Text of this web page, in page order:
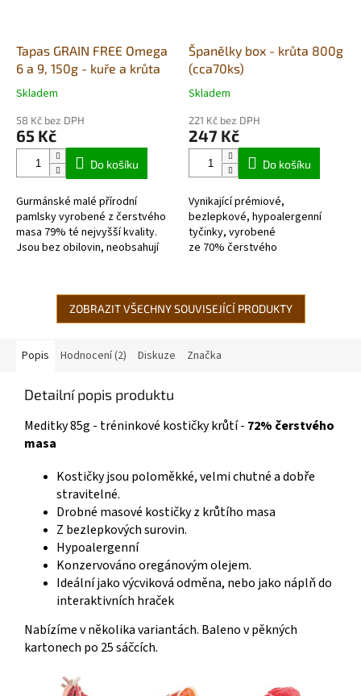
Tapas GRAIN FREE Omega
6 a 9, 150g - kuře a krůta
Průměrné
produktu
je
hvězdiček.
Skladem
58 Kč bez DPH
65 Kč
Do košíku
Gurmánské malé přírodní
pamlsky vyrobené z čerstvého
masa 79% té nejvyšší kvality.
Jsou bez obilovin, neobsahují
Španělky box - krůta 800g
(cca70ks)
Průměrné
produktu
je
hvězdiček.
Skladem
221 Kč bez DPH
247 Kč
Do košíku
Vynikající prémiové,
bezlepkové, hypoalergenní
tyčinky, vyrobené
ze 70% čerstvého
ZOBRAZIT VŠECHNY SOUVISEJÍCÍ PRODUKTY
Popis Hodnocení (2) Diskuze Značka
Detailní popis produktu
Meditky 85g - tréninkové kostičky krůtí - 72% čerstvého
masa
Kostičky jsou poloměkké, velmi chutné a dobře
stravitelné.
Drobné masové kostičky z krůtího masa
Z bezlepkových surovin.
Hypoalergenní
Konzervováno oregánovým olejem.
Ideální jako výcviková odměna, nebo jako náplň do
interaktivních hraček
Nabízíme v několika variantách. Baleno v pěkných
kartonech po 25 sáčcích.